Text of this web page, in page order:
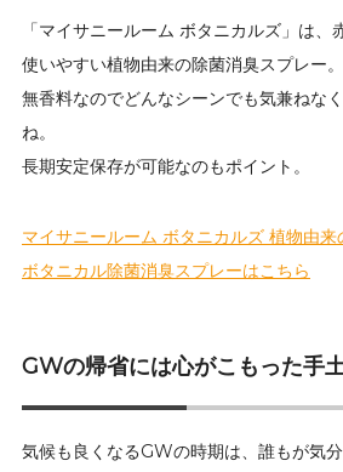
「マイサニールーム ボタニカルズ」は、
使いやすい植物由来の除菌消臭スプレー。
無香料なのでどんなシーンでも気兼ねな
ね。
長期安定保存が可能なのもポイント。
マイサニールーム ボタニカルズ 植物由
ボタニカル除菌消臭スプレーはこちら
GWの帰省には心がこもった手
気候も良くなるGWの時期は、誰もが気